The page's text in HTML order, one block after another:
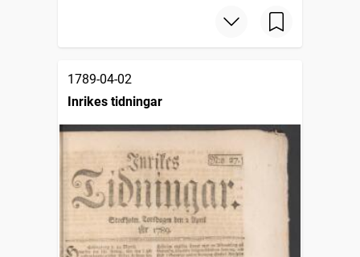
1789-04-02
Inrikes tidningar